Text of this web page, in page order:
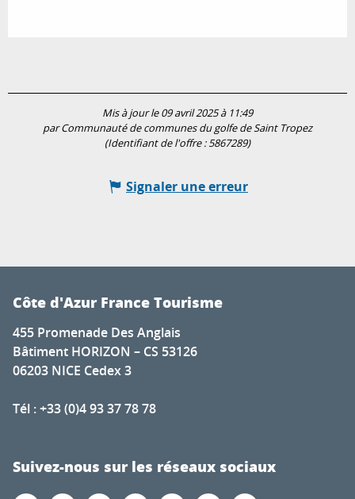
Mis à jour le 09 avril 2025 à 11:49
par Communauté de communes du golfe de Saint Tropez
(Identifiant de l'offre :5867289)
Signaler une erreur
Côte d'Azur France Tourisme
455 Promenade Des Anglais
Bâtiment HORIZON – CS 53126
06203 NICE Cedex 3
Tél : +33 (0)4 93 37 78 78
Suivez-nous sur les réseaux sociaux